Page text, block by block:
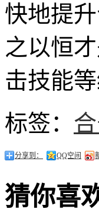
快地提
之以恒
击技能
标签：
分享到： QQ空间
猜你喜